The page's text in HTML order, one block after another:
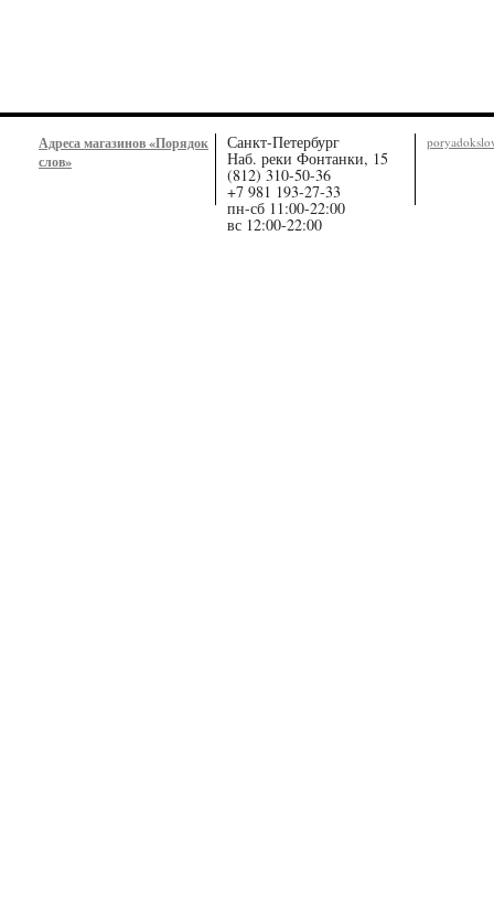
Адреса магазинов «Порядок
слов»
Санкт-Петербург
Наб. реки Фонтанки, 15
(812) 310-50-36
+7 981 193-27-33
пн-сб 11:00-22:00
вс 12:00-22:00